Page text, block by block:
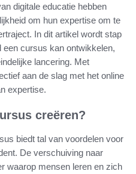
digitale educatie hebben
om hun expertise om te
In dit artikel wordt stap
een cursus kan ontwikkelen,
lancering. Met
aan de slag met het online
expertise.
creëren?
biedt tal van voordelen voor
De verschuiving naar
waarop mensen leren en zich